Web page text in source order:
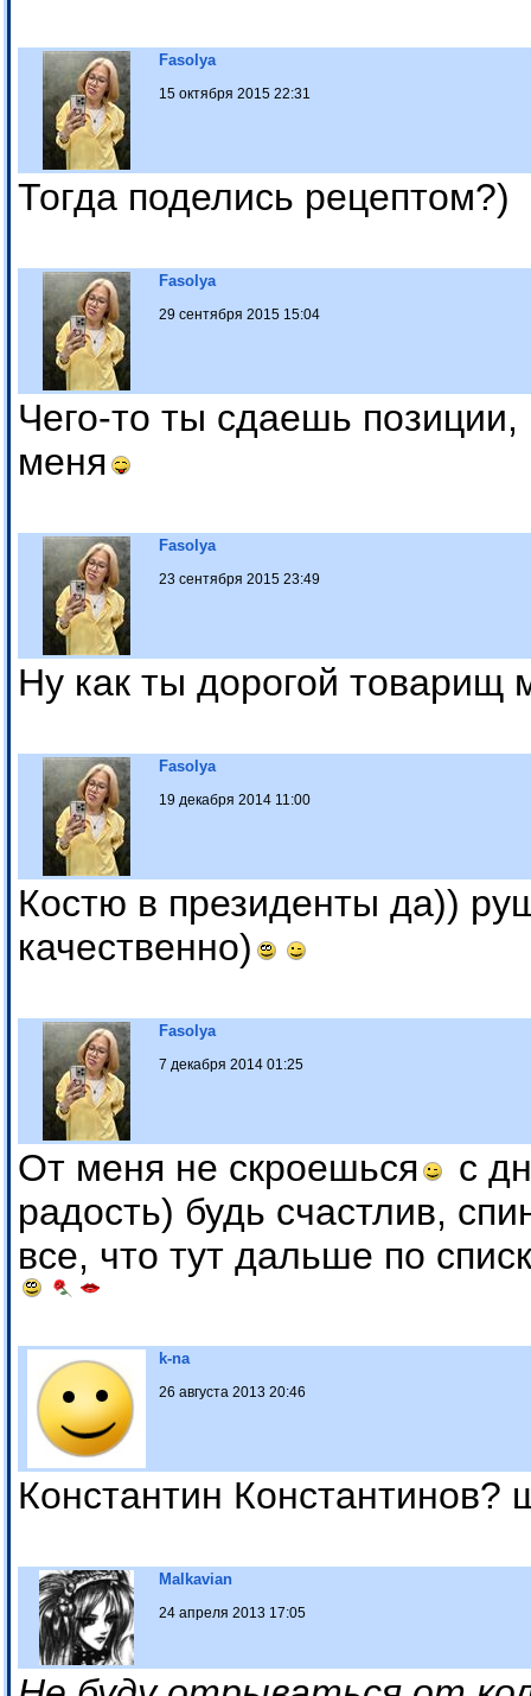
Fasolya
15 октября 2015 22:31
Тогда поделись рецептом?)
Fasolya
29 сентября 2015 15:04
Чего-то ты сдаешь позиции,
меня
Fasolya
23 сентября 2015 23:49
Ну как ты дорогой товарищ
Fasolya
19 декабря 2014 11:00
Костю в президенты да))
качественно)
Fasolya
7 декабря 2014 01:25
От меня не скроешься
с
радость) будь счастлив,
все, что тут дальше по
k-na
26 августа 2013 20:46
Константин Константинов?
Malkavian
24 апреля 2013 17:05